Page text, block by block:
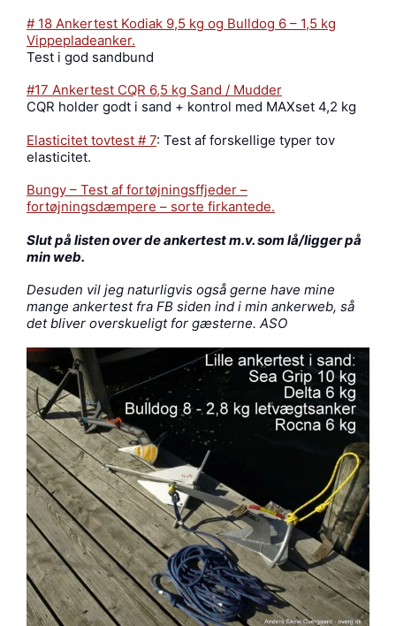
# 18 Ankertest Kodiak 9,5 kg og Bulldog 6 – 1,5 kg
Vippepladeanker.
Test i god sandbund
#17 Ankertest CQR 6,5 kg Sand / Mudder
CQR holder godt i sand + kontrol med MAXset 4,2 kg
Elasticitet tovtest # 7: Test af forskellige typer tov
elasticitet.
Bungy – Test af fortøjningsffjeder –
fortøjningsdæmpere – sorte firkantede.
Slut på listen over de ankertest m.v. som lå/ligger på
min web.
Desuden vil jeg naturligvis også gerne have mine
mange ankertest fra FB siden ind i min ankerweb, så
det bliver overskueligt for gæsterne. ASO